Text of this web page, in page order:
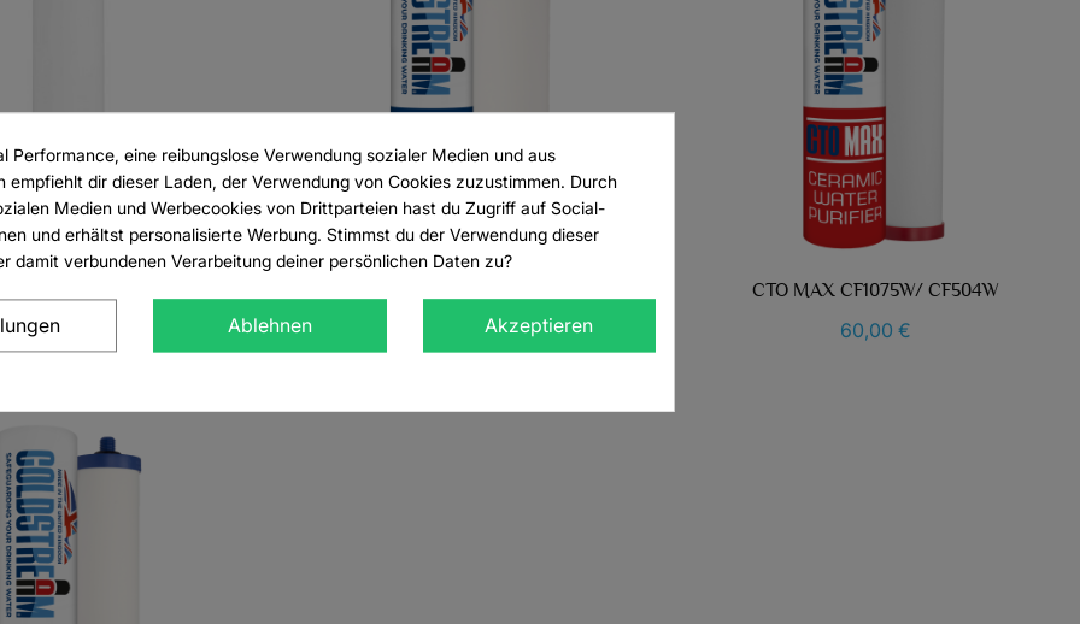
69,00 € 63,00 €
CTO MAX CF1075W/ CF504W
60,00 €
add_circle_outline CREATE NEW LIST
WUNSCHLISTE ERSTELLEN ABBRECHEN
sein, um Artikel Ihrer Wunschliste hinzufügen zu können.
Performance, eine reibungslose Verwendung sozialer Medien und aus
empfiehlt dir dieser Laden, der Verwendung von Cookies zuzustimmen. Durch
Medien und Werbecookies von Drittparteien hast du Zugriff auf Social-
und erhältst personalisierte Werbung. Stimmst du der Verwendung dieser
damit verbundenen Verarbeitung deiner persönlichen Daten zu?
Ablehnen Akzeptieren